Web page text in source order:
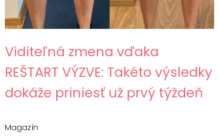
Viditeľná zmena vďaka
REŠTART VÝZVE: Takéto výsledky
dokáže priniesť už prvý týždeň
Magazín